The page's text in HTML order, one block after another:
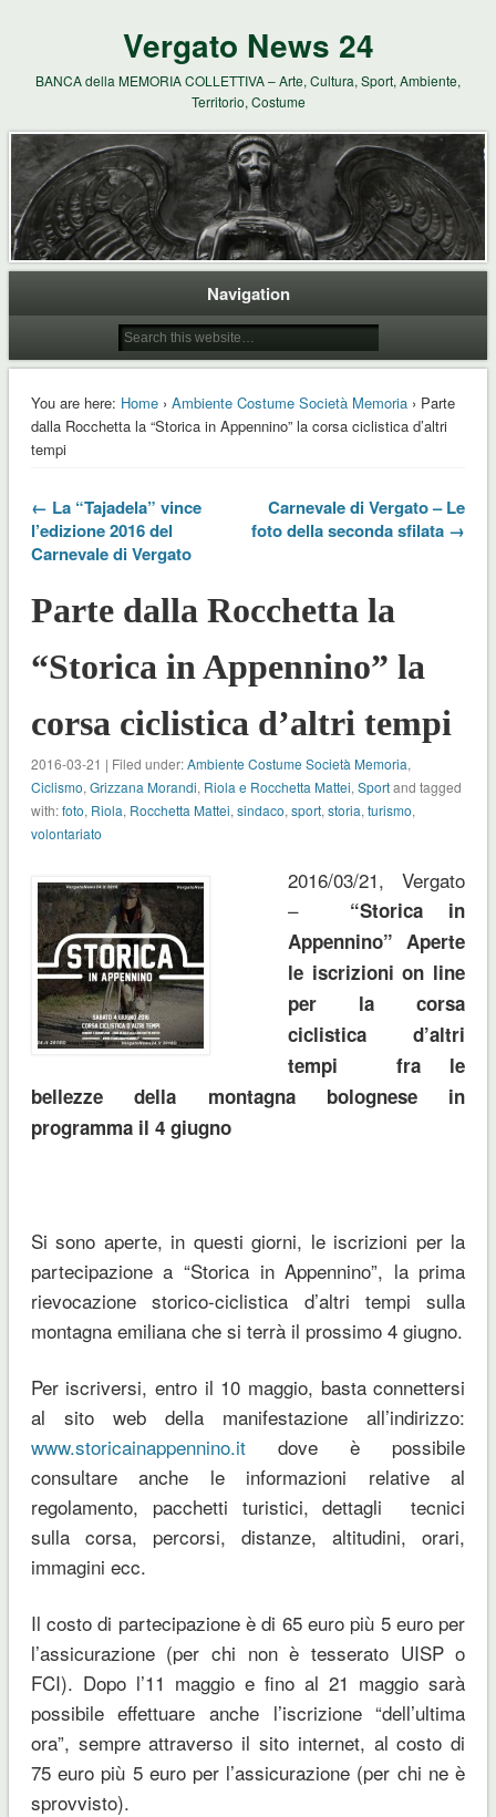
Vergato News 24
BANCA della MEMORIA COLLETTIVA – Arte, Cultura, Sport, Ambiente,
Territorio, Costume
Navigation
You are here: Home› Ambiente Costume Società Memoria› Parte
dalla Rocchetta la “Storica in Appennino” la corsa ciclistica d’altri
tempi
← La “Tajadela” vince
l’edizione 2016 del
Carnevale di Vergato
Carnevale di Vergato – Le
foto della seconda sfilata →
Parte dalla Rocchetta la
“Storica in Appennino” la
corsa ciclistica d’altri tempi
2016-03-21 | Filed under:Ambiente Costume Società Memoria,
Ciclismo, Grizzana Morandi, Riola e Rocchetta Mattei, Sportand tagged
with:foto, Riola, Rocchetta Mattei, sindaco, sport, storia, turismo,
volontariato
2016/03/21, Vergato
–“Storica in
Appennino” Aperte
le iscrizioni on line
per la
corsa
ciclistica d’altri
tempi
fra le
bellezze della montagna bolognese in
programma il 4 giugno
Si sono aperte, in questi giorni, le iscrizioni per la
partecipazione a “Storica in Appennino”, la prima
rievocazione storico-ciclistica d’altri tempi sulla
montagna emiliana che si terrà il prossimo 4 giugno.
Per iscriversi, entro il 10 maggio, basta connettersi
al sito web della manifestazione all’indirizzo:
www.storicainappennino.itdove è possibile
consultare anche le informazioni relative al
regolamento, pacchetti turistici, dettagli tecnici
sulla corsa, percorsi, distanze, altitudini, orari,
immagini ecc.
Il costo di partecipazione è di 65 euro più 5 euro per
l’assicurazione (per chi non è tesserato UISP o
FCI). Dopo l’11 maggio e fino al 21 maggio sarà
possibile effettuare anche l’iscrizione “dell’ultima
ora”, sempre attraverso il sito internet, al costo di
75 euro più 5 euro per l’assicurazione (per chi ne è
sprovvisto).